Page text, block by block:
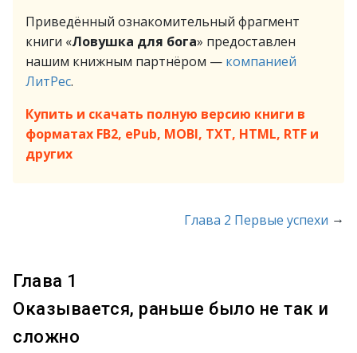
Приведённый ознакомительный фрагмент
книги «Ловушка для бога» предоставлен
нашим книжным партнёром — компанией
ЛитРес.
Купить и скачать полную версию книги в
форматах FB2, ePub, MOBI, TXT, HTML, RTF и
других
Глава 2 Первые успехи →
Глава 1
Оказывается, раньше было не так и
сложно